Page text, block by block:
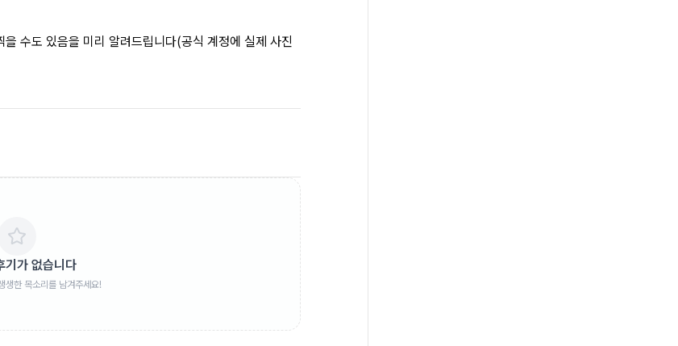
수도 있음을 미리 알려드립니다(공식 계정에 실제 사진
기가 없습니다
생한 목소리를 남겨주세요!